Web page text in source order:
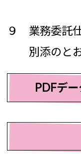
９ 業務委託
別添のとお
PDFデ